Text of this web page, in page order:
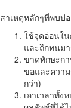
สาเหตุหลักๆที่พบบ่
ใช้จุดอ่อนใ
และถึกทนม
ขาดทักษะก
ขอและความ
กว่า)
เอาเวลาทั้